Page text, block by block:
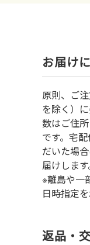
お届け
原則、ご
を除く）
数はご住
です。宅
だいた場
届けします
※離島や一
日時指定
返品・